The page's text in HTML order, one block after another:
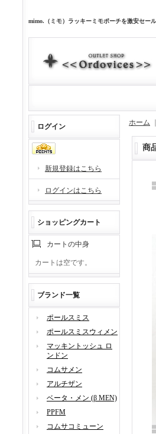
mimo.（ミモ）ラッキーミモポーチを激安セー
ログイン
新規登録はこちら
ログインはこちら
ショッピングカート
カートの中身
カートは空です。
ブランド一覧
ポールスミス
ポールスミスウィメン
マッキントッシュ ロ
ンドン
コムサメン
アルチザン
ベータ・メン (β MEN)
PPFM
コムサコミューン
ホーム
商